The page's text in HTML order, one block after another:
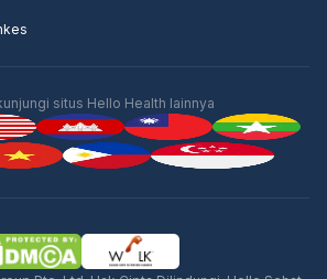
situs Hello Health lainnya